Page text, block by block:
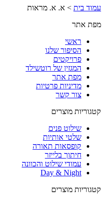
עמוד בית > א. א. מראות
מפת אתר
ראשי
הסיפור שלנו
פרויקטים
המגזין של רוטשילד
מפת אתר
מדיניות פרטיות
צור קשר
קטגוריות מוצרים
שילוט פנים
שלטי אותיות
קופסאות תאורה
חיתוך בלייזר
עמודי שילוט והכוונה
Day & Night
קטגוריות מוצרים